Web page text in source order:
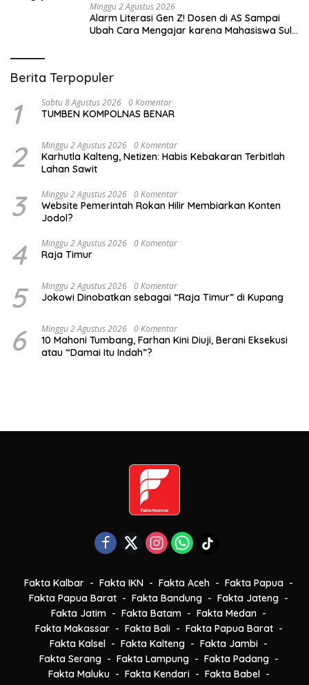
Minggu 2 Agustus 2026
Alarm Literasi Gen Z! Dosen di AS Sampai
Ubah Cara Mengajar karena Mahasiswa Sulit
Berita Terpopuler
1 Sabtu 8 Agustus 2026 0 Komentar
TUMBEN KOMPOLNAS BENAR
2 Minggu 2 Agustus 2026 0 Komentar
Karhutla Kalteng, Netizen: Habis Kebakaran Terbitlah
Lahan Sawit
3 Minggu 2 Agustus 2026 0 Komentar
Website Pemerintah Rokan Hilir Membiarkan Konten
Jodol?
4 Minggu 2 Agustus 2026 0 Komentar
Raja Timur
5 Minggu 2 Agustus 2026 0 Komentar
Jokowi Dinobatkan sebagai “Raja Timur” di Kupang
6 Minggu 2 Agustus 2026 0 Komentar
10 Mahoni Tumbang, Farhan Kini Diuji, Berani Eksekusi
atau “Damai Itu Indah”?
Fakta Kalbar Fakta IKN Fakta Aceh
Fakta Papua
Fakta Papua Barat
Fakta Bandung
Fakta Jateng
Fakta Jatim
Fakta Batam
Fakta Medan
Fakta Makassar
Fakta Bali
Fakta Papua Barat
Fakta Kalsel
Fakta Kalteng
Fakta Jambi
Fakta Serang
Fakta Lampung
Fakta Padang
Fakta Maluku
Fakta Kendari
Fakta Babel